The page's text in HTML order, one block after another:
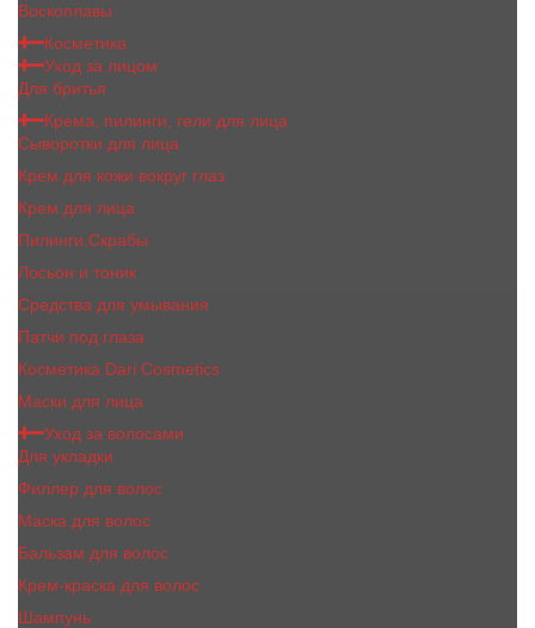
Воскоплавы
Косметика
Уход за лицом
Для бритья
Крема, пилинги, гели для лица
Сыворотки для лица
Крем для кожи вокруг глаз
Крем для лица
Пилинги,Скрабы
Лосьон и тоник
Средства для умывания
Патчи под глаза
Косметика Dari Cosmetics
Маски для лица
Уход за волосами
Для укладки
Филлер для волос
Маска для волос
Бальзам для волос
Крем-краска для волос
Шампунь